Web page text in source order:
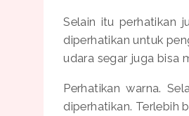
Selain itu perhatikan
diperhatikan untuk
udara segar juga bisa
Perhatikan warna.
diperhatikan. Terlebih